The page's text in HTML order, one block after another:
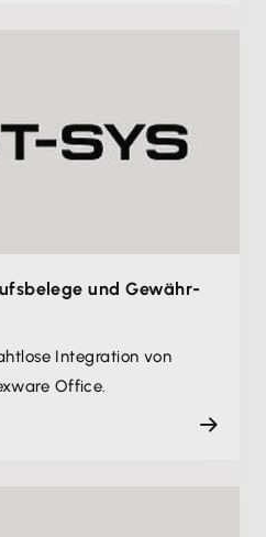
und Gewähr­
Integration von
Office.